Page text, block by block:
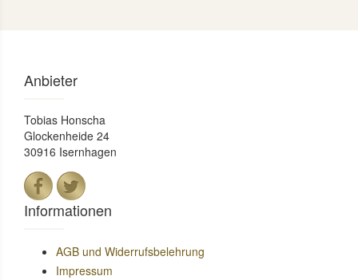
Anbieter
Tobias Honscha
Glockenheide 24
30916 Isernhagen
Informationen
AGB und Widerrufsbelehrung
Impressum